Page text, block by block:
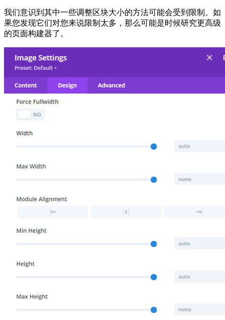
我们意识到其中一些调整区块大小的方法可能会受到限制。如
果您发现它们对您来说限制太多，那么可能是时候研究更高级
的页面构建器了。